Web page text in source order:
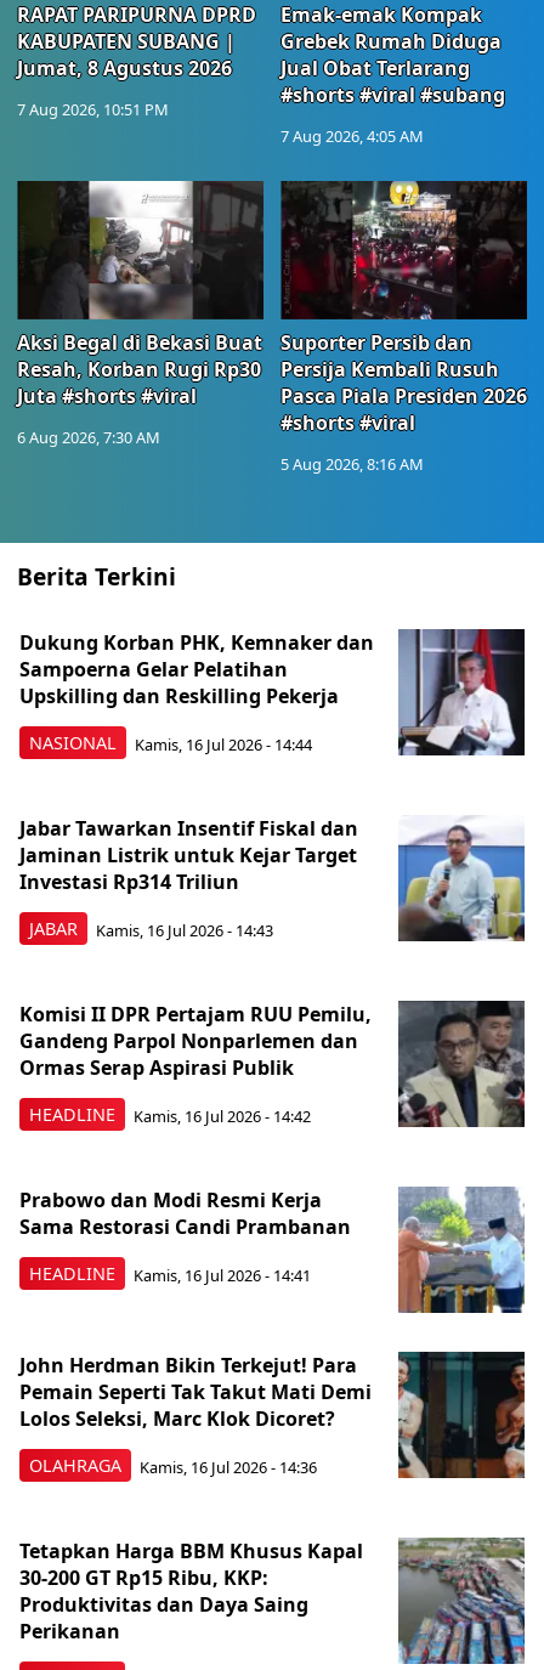
RAPAT PARIPURNA DPRD
KABUPATEN SUBANG |
Jumat, 8 Agustus 2026
7 Aug 2026, 10:51 PM
Emak-emak Kompak
Grebek Rumah Diduga
Jual Obat Terlarang
#shorts #viral #subang
7 Aug 2026, 4:05 AM
Aksi Begal di Bekasi Buat
Resah, Korban Rugi Rp30
Juta #shorts #viral
6 Aug 2026, 7:30 AM
Suporter Persib dan
Persija Kembali Rusuh
Pasca Piala Presiden 2026
#shorts #viral
5 Aug 2026, 8:16 AM
Berita Terkini
NASIONAL
Dukung Korban PHK, Kemnaker dan
Sampoerna Gelar Pelatihan
Upskilling dan Reskilling Pekerja
Kamis, 16 Jul 2026 - 14:44
JABAR
Jabar Tawarkan Insentif Fiskal dan
Jaminan Listrik untuk Kejar Target
Investasi Rp314 Triliun
Kamis, 16 Jul 2026 - 14:43
HEADLINE
Komisi II DPR Pertajam RUU Pemilu,
Gandeng Parpol Nonparlemen dan
Ormas Serap Aspirasi Publik
Kamis, 16 Jul 2026 - 14:42
HEADLINE
Prabowo dan Modi Resmi Kerja
Sama Restorasi Candi Prambanan
Kamis, 16 Jul 2026 - 14:41
OLAHRAGA
John Herdman Bikin Terkejut! Para
Pemain Seperti Tak Takut Mati Demi
Lolos Seleksi, Marc Klok Dicoret?
Kamis, 16 Jul 2026 - 14:36
Tetapkan Harga BBM Khusus Kapal
30-200 GT Rp15 Ribu, KKP:
Produktivitas dan Daya Saing
Perikanan